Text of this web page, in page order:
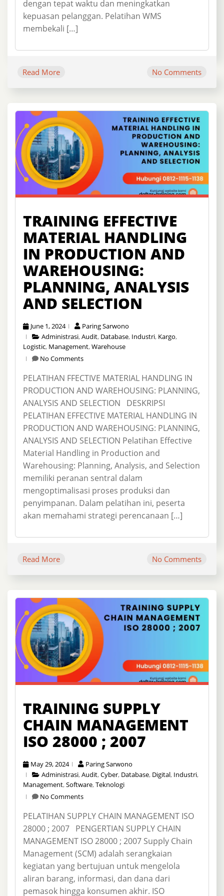
dengan tepat waktu dan meningkatkan
kepuasan pelanggan. Pelatihan WMS
membekali […]
Read More No Comments
TRAINING EFFECTIVE
MATERIAL HANDLING
IN PRODUCTION AND
WAREHOUSING:
PLANNING, ANALYSIS
AND SELECTION
June 1, 2024
Paring Sarwono
Administrasi,Audit, Database, Industri, Kargo,
Logistic, Management,Warehouse
No Comments
PELATIHAN FFECTIVE MATERIAL HANDLING IN
PRODUCTION AND WAREHOUSING: PLANNING,
ANALYSIS AND SELECTION DESKRIPSI
PELATIHAN EFFECTIVE MATERIAL HANDLING IN
PRODUCTION AND WAREHOUSING: PLANNING,
ANALYSIS AND SELECTION Pelatihan Effective
Material Handling in Production and
Warehousing: Planning, Analysis, and Selection
memiliki peranan sentral dalam
mengoptimalisasi proses produksi dan
penyimpanan. Dalam pelatihan ini, peserta
akan memahami strategi perencanaan […]
Read More No Comments
TRAINING SUPPLY
CHAIN MANAGEMENT
ISO 28000 ; 2007
May 29, 2024
Paring Sarwono
Administrasi,Audit,Cyber, Database, Digital, Industri,
Management,Software,Teknologi
No Comments
PELATIHAN SUPPLY CHAIN MANAGEMENT ISO
28000 ; 2007 PENGERTIAN SUPPLY CHAIN
MANAGEMENT ISO 28000 ; 2007 Supply Chain
Management (SCM) adalah serangkaian
kegiatan yang bertujuan untuk mengelola
aliran barang, informasi, dan dana dari
pemasok hingga konsumen akhir. ISO